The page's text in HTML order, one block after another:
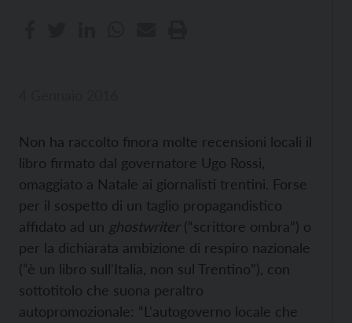
Non ha raccolto finora molte recensioni locali il
libro firmato dal governatore Ugo Rossi,
omaggiato a Natale ai giornalisti trentini. Forse
per il sospetto di un taglio propagandistico
affidato ad un ghostwriter(“scrittore ombra”) o
per la dichiarata ambizione di respiro nazionale
(“è un libro sull'Italia, non sul Trentino”), con
sottotitolo che suona peraltro
autopromozionale: “L'autogoverno locale che